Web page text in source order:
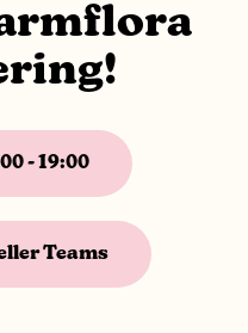
- 19:00
Teams